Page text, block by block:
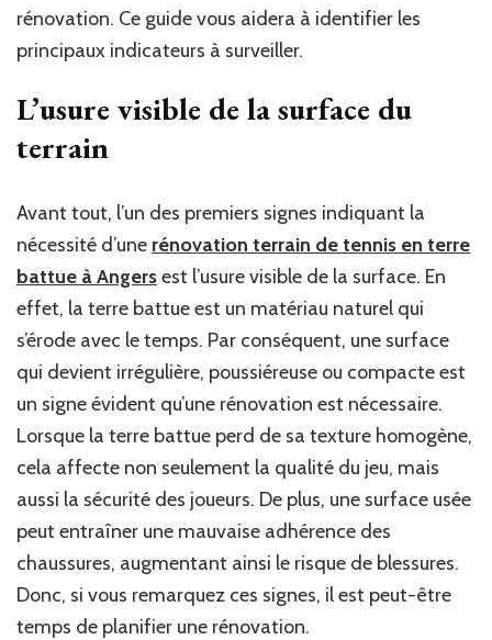
Angers
est
nécessaire
rénovation. Ce guide vous aidera à identifier les
principaux indicateurs à surveiller.
L’usure visible de la surface du
terrain
Avant tout, l’un des premiers signes indiquant la
nécessité d’une rénovation terrain de tennis en terre
battue à Angersest l’usure visible de la surface. En
effet, la terre battue est un matériau naturel qui
s’érode avec le temps. Par conséquent, une surface
qui devient irrégulière, poussiéreuse ou compacte est
un signe évident qu’une rénovation est nécessaire.
Lorsque la terre battue perd de sa texture homogène,
cela affecte non seulement la qualité du jeu, mais
aussi la sécurité des joueurs. De plus, une surface usée
peut entraîner une mauvaise adhérence des
chaussures, augmentant ainsi le risque de blessures.
Donc, si vous remarquez ces signes, il est peut-être
temps de planifier une rénovation.